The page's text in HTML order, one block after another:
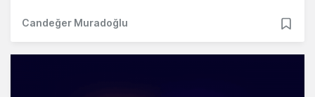
Candeğer Muradoğlu